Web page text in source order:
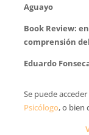
Aguayo
Book Review:
comprensión
Eduardo
Se puede
Psicólogo, o bien